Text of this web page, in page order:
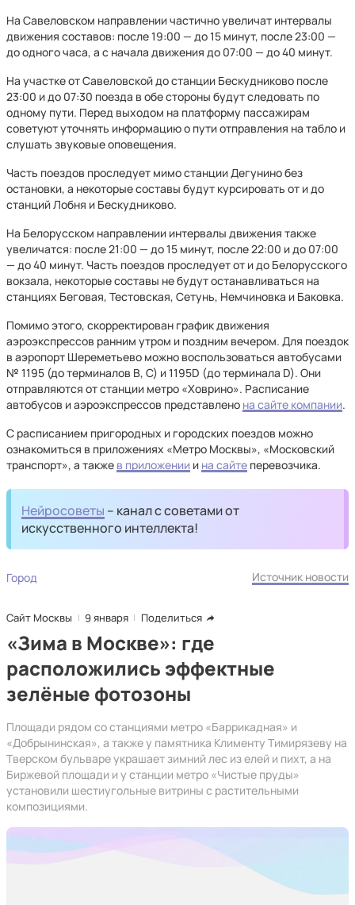
На Савеловском направлении частично увеличат интервалы
движения составов: после 19:00 — до 15 минут, после 23:00 —
до одного часа, а с начала движения до 07:00 — до 40 минут.
На участке от Савеловской до станции Бескудниково после
23:00 и до 07:30 поезда в обе стороны будут следовать по
одному пути. Перед выходом на платформу пассажирам
советуют уточнять информацию о пути отправления на табло и
слушать звуковые оповещения.
Часть поездов проследует мимо станции Дегунино без
остановки, а некоторые составы будут курсировать от и до
станций Лобня и Бескудниково.
На Белорусском направлении интервалы движения также
увеличатся: после 21:00 — до 15 минут, после 22:00 и до 07:00
— до 40 минут. Часть поездов проследует от и до Белорусского
вокзала, некоторые составы не будут останавливаться на
станциях Беговая, Тестовская, Сетунь, Немчиновка и Баковка.
Помимо этого, скорректирован график движения
аэроэкспрессов ранним утром и поздним вечером. Для поездок
в аэропорт Шереметьево можно воспользоваться автобусами
№ 1195 (до терминалов В, С) и 1195D (до терминала D). Они
отправляются от станции метро «Ховрино». Расписание
автобусов и аэроэкспрессов представлено на сайте компании.
С расписанием пригородных и городских поездов можно
ознакомиться в приложениях «Метро Москвы», «Московский
транспорт», а также в приложении и на сайте перевозчика.
Нейросоветы – канал с советами от
искусственного интеллекта!
Город Источник новости
Сайт Москвы 9 января Поделиться
«Зима в Москве»: где
расположились эффектные
зелёные фотозоны
Площади рядом со станциями метро «Баррикадная» и
«Добрынинская», а также у памятника Клименту Тимирязеву на
Тверском бульваре украшает зимний лес из елей и пихт, а на
Биржевой площади и у станции метро «Чистые пруды»
установили шестиугольные витрины с растительными
композициями.